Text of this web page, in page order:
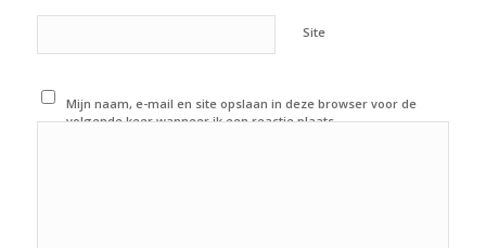
Site
Mijn naam, e-mail en site opslaan in deze browser voor de
volgende keer wanneer ik een reactie plaats.